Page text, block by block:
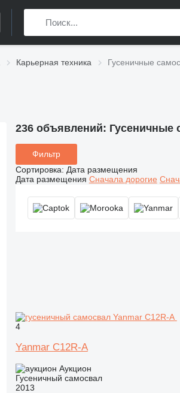
Карьерная техника Гусеничные
236 объявлений: Гусеничные
Фильтр
Сортировка: Дата размещения
Дата размещения Сначала дорогие
4
Yanmar C12R-A
Аукцион
Гусеничный самосвал
2013